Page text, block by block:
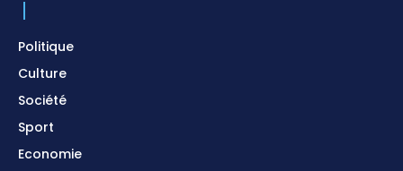
Politique
Culture
Société
Sport
Economie